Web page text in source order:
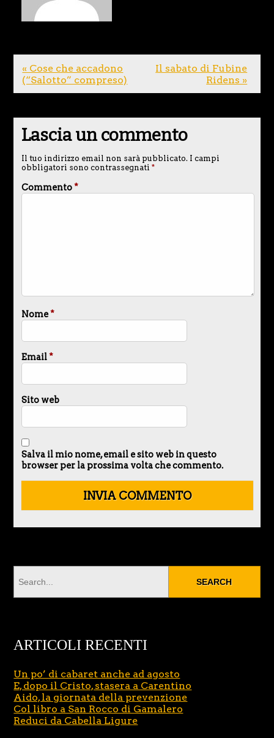
« Cose che accadono
(“Salotto” compreso)
Il sabato di Fubine
Ridens »
Lascia un commento
Il tuo indirizzo email non sarà pubblicato. I campi
obbligatori sono contrassegnati *
Commento*
Nome*
Email*
Sito web
Salva il mio nome, email e sito web in questo
browser per la prossima volta che commento.
ARTICOLI RECENTI
Un po’ di cabaret anche ad agosto
E, dopo il Cristo, stasera a Carentino
Aido, la giornata della prevenzione
Col libro a San Rocco di Gamalero
Reduci da Cabella Ligure